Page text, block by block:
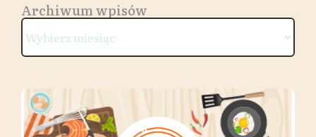
Archiwum wpisów
wpisów